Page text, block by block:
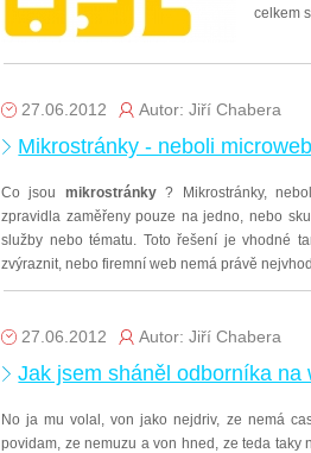
celkem
27.06.2012 Autor: Jiří Chabera
Mikrostránky - neboli
Co jsou mikrostránky? Mikrostránky,
zpravidla zaměřeny pouze na jedno, nebo
služby nebo tématu. Toto řešení je vhodné
zvýraznit, nebo firemní web nemá právě
27.06.2012 Autor: Jiří Chabera
Jak jsem sháněl odborníka na
No ja mu volal, von jako nejdriv, ze nemá
povidam, ze nemuzu a von hned, ze teda